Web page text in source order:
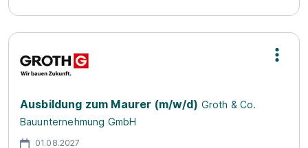
Ausbildung zum Maurer (m/w/d) Groth & Co.
Bauunternehmung GmbH
01.08.2027